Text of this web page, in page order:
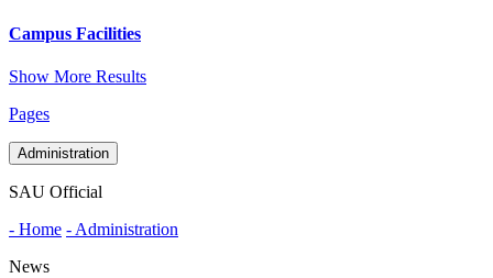
Campus Facilities
Show More Results
Pages
Administration
SAU Official
- Home - Administration
News